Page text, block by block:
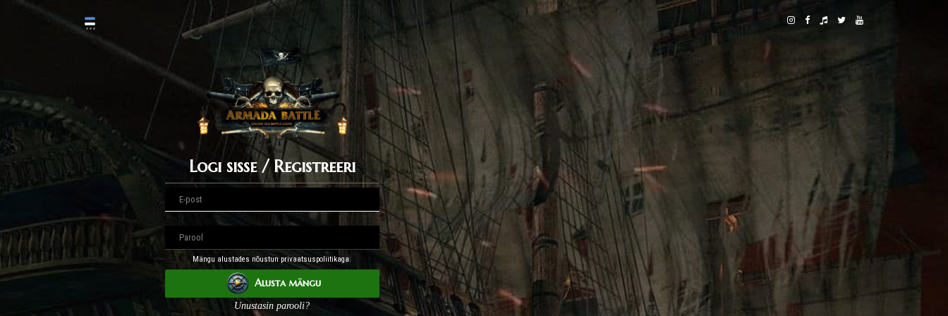
Logi sisse / Registreeri
Mängu alustades nõustun privaatsuspoliitikaga.
Alusta mängu
Unustasin parooli?